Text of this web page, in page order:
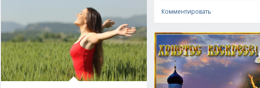
Комментировать